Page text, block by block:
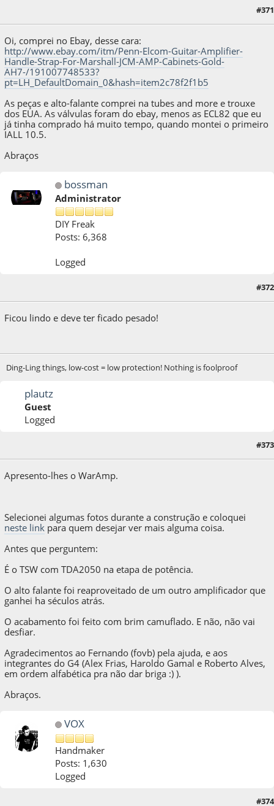
: 28 de October de 2014, as 14:21:18#371
Oi, comprei no Ebay, desse cara:
http://www.ebay.com/itm/Penn-Elcom-Guitar-Amplifier-
Handle-Strap-For-Marshall-JCM-AMP-Cabinets-Gold-
AH7-/191007748533?
pt=LH_DefaultDomain_0&hash=item2c78f2f1b5
As peças e alto-falante comprei na tubes and more e trouxe
dos EUA. As válvulas foram do ebay, menos as ECL82 que eu
já tinha comprado há muito tempo, quando montei o primeiro
IALL 10.5.
Abraços
bossman
Administrator
DIY Freak
Posts: 6,368
Logged
#372
Ficou lindo e deve ter ficado pesado!
Ding-Ling things, low-cost = low protection! Nothing is foolproof
plautz
Guest
Logged
#373
Apresento-lhes o WarAmp.
neste link
para quem desejar ver mais alguma coisa.
Antes que perguntem:
É o TSW com TDA2050 na etapa de potência.